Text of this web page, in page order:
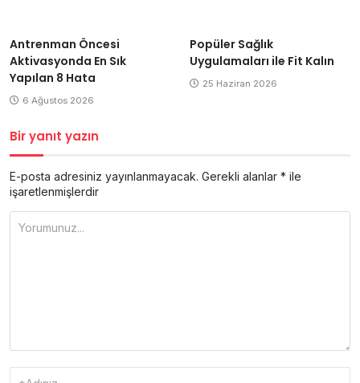
Antrenman Öncesi
Aktivasyonda En Sık
Yapılan 8 Hata
6 Ağustos 2026
Popüler Sağlık
Uygulamaları ile Fit Kalın
25 Haziran 2026
Bir yanıt yazın
E-posta adresiniz yayınlanmayacak. Gerekli alanlar * ile
işaretlenmişlerdir